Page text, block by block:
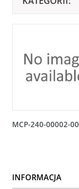
MCP-240-00002-00
INFORMACJA